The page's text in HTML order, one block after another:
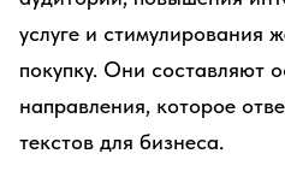
услуге и стимулирования
покупку. Они составляют
направления, которое
текстов для бизнеса.